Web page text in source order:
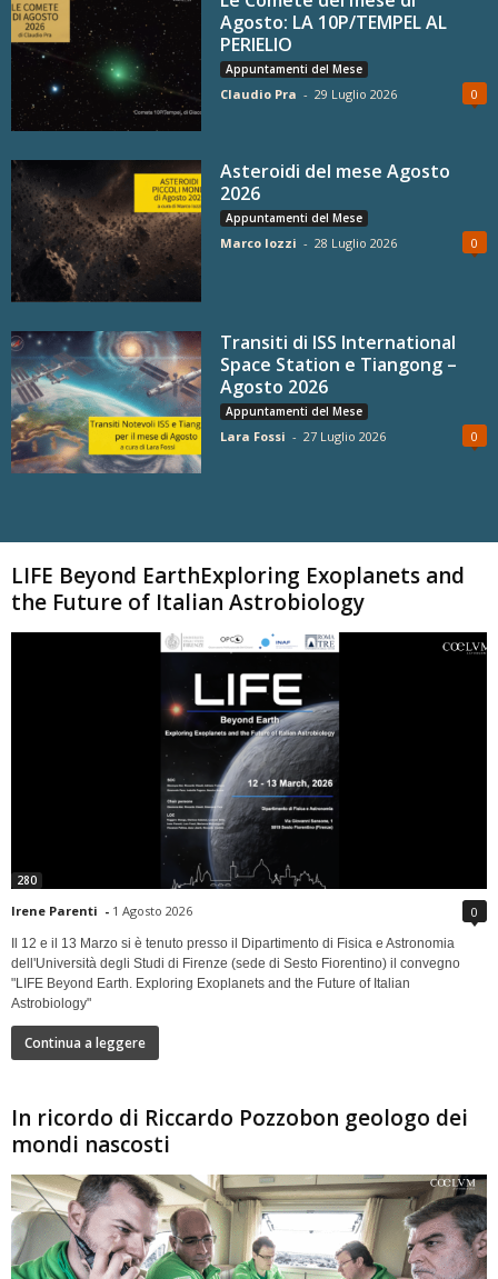
Agosto: LA 10P/TEMPEL AL
PERIELIO
Appuntamenti del Mese
Claudio Pra - 29 Luglio 2026 0
Asteroidi del mese Agosto
2026
Appuntamenti del Mese
Marco Iozzi - 28 Luglio 2026 0
Transiti di ISS International
Space Station e Tiangong –
Agosto 2026
Appuntamenti del Mese
Lara Fossi - 27 Luglio 2026 0
LIFE Beyond EarthExploring Exoplanets and
the Future of Italian Astrobiology
280
Irene Parenti - 1 Agosto 2026 0
Il 12 e il 13 Marzo si è tenuto presso il Dipartimento di Fisica e Astronomia
dell'Università degli Studi di Firenze (sede di Sesto Fiorentino) il convegno
"LIFE Beyond Earth. Exploring Exoplanets and the Future of Italian
Astrobiology"
Continua a leggere
In ricordo di Riccardo Pozzobon geologo dei
mondi nascosti